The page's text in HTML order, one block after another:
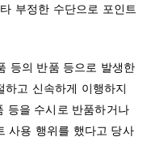
부정한 수단으로 포인트
등의 반품 등으로 발생한
고 신속하게 이행하지
등을 수시로 반품하거나
사용 행위를 했다고 당사